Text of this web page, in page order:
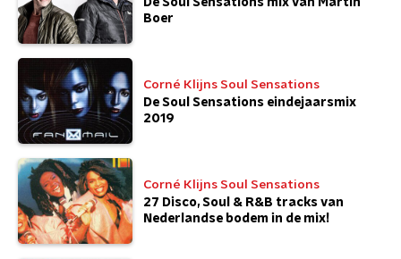
Boer
Corné Klijns Soul Sensations
De Soul Sensations eindejaarsmix
2019
Corné Klijns Soul Sensations
27 Disco, Soul & R&B tracks van
Nederlandse bodem in de mix!